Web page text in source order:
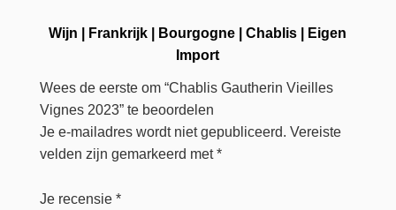
Wijn Frankrijk Bourgogne |Chablis
Eigen
Import
Wees de eerste om “Chablis Gautherin Vieilles
Vignes 2023” te beoordelen
Je e-mailadres wordt niet gepubliceerd. Vereiste
velden zijn gemarkeerd met*
Je recensie *